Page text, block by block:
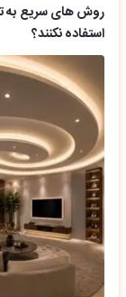
روش های سریع به
استفاده نکنند؟